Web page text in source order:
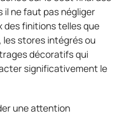
il ne faut pas négliger
des finitions telles que
les stores intégrés ou
décoratifs qui
significativement le
une attention